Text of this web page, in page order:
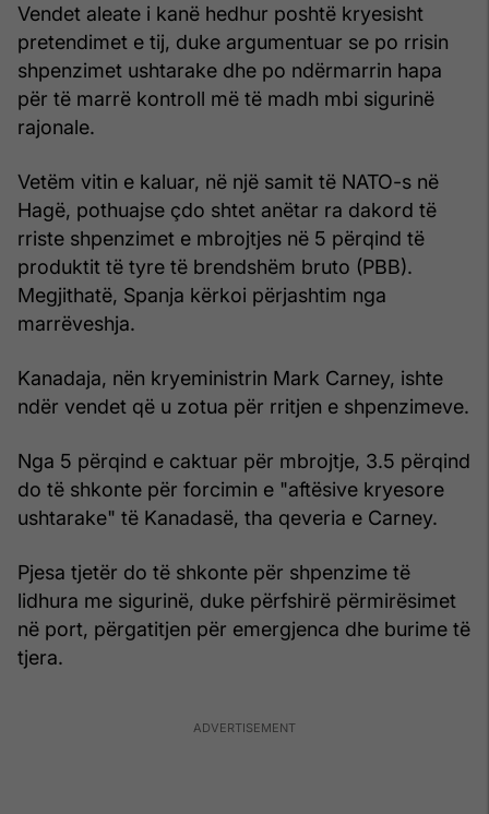
Vendet aleate i kanë hedhur poshtë kryesisht
pretendimet e tij, duke argumentuar se po rrisin
shpenzimet ushtarake dhe po ndërmarrin hapa
për të marrë kontroll më të madh mbi sigurinë
rajonale.
Vetëm vitin e kaluar, në një samit të NATO-s në
Hagë, pothuajse çdo shtet anëtar ra dakord të
rriste shpenzimet e mbrojtjes në 5 përqind të
produktit të tyre të brendshëm bruto (PBB).
Megjithatë, Spanja kërkoi përjashtim nga
marrëveshja.
Kanadaja, nën kryeministrin Mark Carney, ishte
ndër vendet që u zotua për rritjen e shpenzimeve.
Nga 5 përqind e caktuar për mbrojtje, 3.5 përqind
do të shkonte për forcimin e "aftësive kryesore
ushtarake" të Kanadasë, tha qeveria e Carney.
Pjesa tjetër do të shkonte për shpenzime të
lidhura me sigurinë, duke përfshirë përmirësimet
në port, përgatitjen për emergjenca dhe burime të
tjera.